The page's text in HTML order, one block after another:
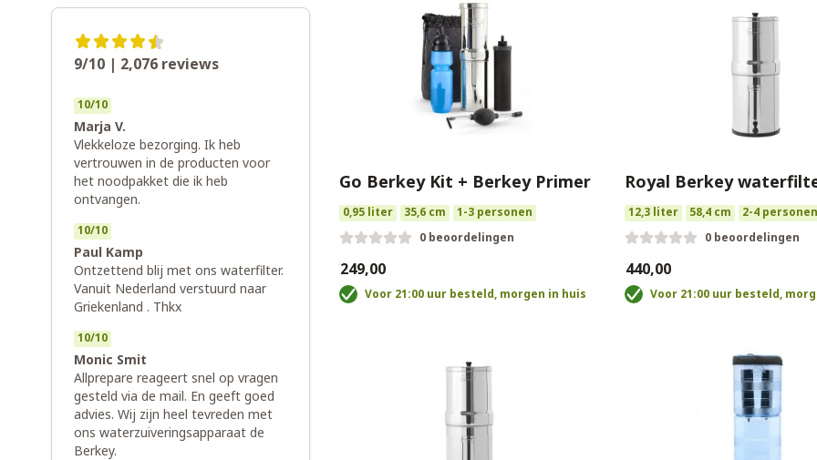
Go Berkey Kit + Berkey Primer
0,95 liter 35,6 cm
1-3 personen
0 beoordelingen
€249,00
Voor 21:00 uur besteld, morgen in huis
Royal Berkey
12,3 liter 58,4 cm
2-4
0 beoordelingen
€440,00
Voor 21:00 uur besteld,
9/10 | 2,076 reviews
10/10
Marja V.
Vlekkeloze bezorging. Ik heb
vertrouwen in de producten voor
het noodpakket die ik heb
ontvangen.
10/10
Paul Kamp
Ontzettend blij met ons waterfilter.
Vanuit Nederland verstuurd naar
Griekenland . Thkx
10/10
Monic Smit
Allprepare reageert snel op vragen
gesteld via de mail. En geeft goed
advies. Wij zijn heel tevreden met
ons waterzuiveringsapparaat de
Berkey.